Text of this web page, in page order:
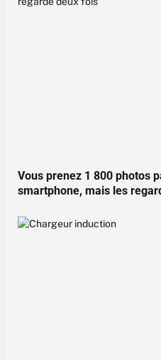
Vous prenez 1 800 photos
smartphone, mais les